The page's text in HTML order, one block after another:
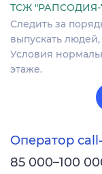
ТСЖ "РАПСОДИЯ-
Следить за
выпускать
Условия
этаже.
Оператор
85 000–100